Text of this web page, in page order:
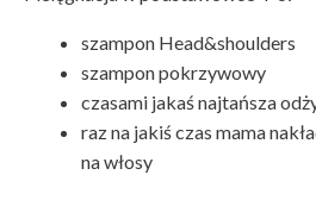
szampon Head&shoulders
szampon pokrzywowy
czasami jakaś najtańsza
raz na jakiś czas mama
na włosy